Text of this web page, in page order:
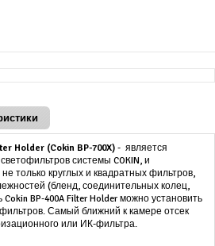
Holder (Cokin BP-700X) - является
системы COKIN, и
только круглых и квадратных фильтров,
(бленд, соединительных колец,
BP-400A Filter Holder можно установить
Самый ближний к камере отсек
или ИК-фильтра.